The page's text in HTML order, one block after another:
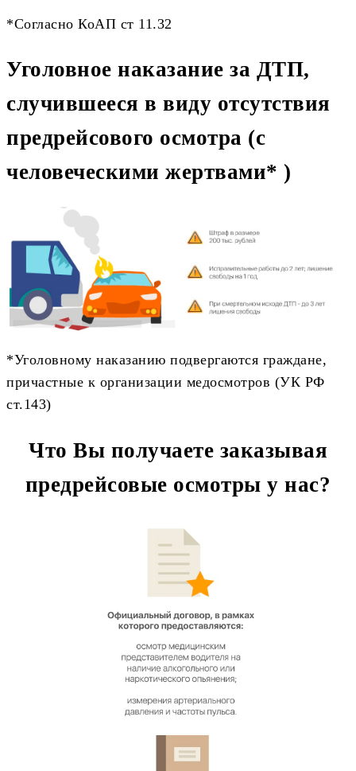
*Согласно КоАП ст 11.32
Уголовное наказание за ДТП,
случившееся в виду отсутствия
предрейсового осмотра (с
человеческими жертвами* )
*Уголовному наказанию подвергаются граждане,
причастные к организации медосмотров (УК РФ
ст.143)
Что Вы получаете заказывая
предрейсовые осмотры у нас?